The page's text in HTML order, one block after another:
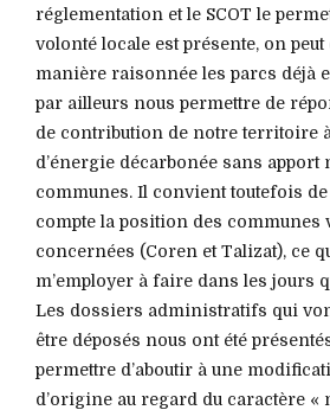
réglementation et le SCOT le
volonté locale est présente, on
manière raisonnée les parcs déjà
par ailleurs nous permettre de
de contribution de notre territoire
d’énergie décarbonée sans apport
communes. Il convient toutefois
compte la position des communes
concernées (Coren et Talizat), ce
m’employer à faire dans les jours
Les dossiers administratifs qui
être déposés nous ont été
permettre d’aboutir à une
d’origine au regard du caractère «